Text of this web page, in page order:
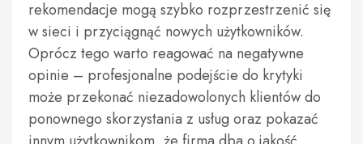
rekomendacje mogą szybko rozprzestrzenić się
w sieci i przyciągnąć nowych użytkowników.
Oprócz tego warto reagować na negatywne
opinie – profesjonalne podejście do krytyki
może przekonać niezadowolonych klientów do
ponownego skorzystania z usług oraz pokazać